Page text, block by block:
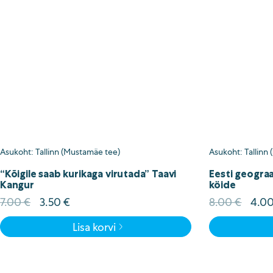
Asukoht: Tallinn (Mustamäe tee)
“Kõigile saab kurikaga virutada” Taavi
Kangur
7.00€
Algne
hind
3.50 €
price
is:
Lisa korvi
Asukoht: Tallinn
Eesti
köide
8.00€
hind